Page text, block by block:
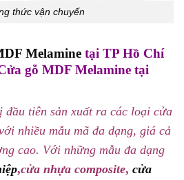
thức vận chuyển
Melamine tại TP Hồ Chí
gỗ MDF Melamine tại
đầu tiên sản xuất ra các loại cửa
nhiều mẫu mã đa dạng, giá cả
cao. Với những mẫu đa dạng
,cửa nhựa composite, cửa